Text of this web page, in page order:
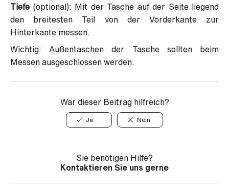
Tiefe (optional): Mit der Tasche auf der Seite liegend
den breitesten Teil von der Vorderkante zur
Hinterkante messen.
Wichtig: Außentaschen der Tasche sollten beim
Messen ausgeschlossen werden.
War dieser Beitrag hilfreich?
Ja Nein
Sie benötigen Hilfe?
Kontaktieren Sie uns gerne